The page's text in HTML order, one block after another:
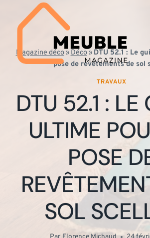
contenu
Magazine déco»Déco» DTU 52.1 : Le
pose de revêtements de sol
TRAVAUX
DTU 52.1 : LE
ULTIME
POSE
SOL